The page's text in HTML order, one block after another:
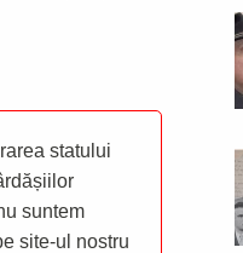
statului
suntem
site-ul nostru